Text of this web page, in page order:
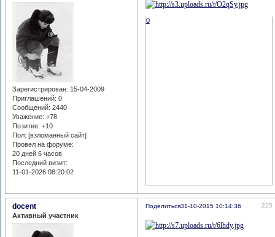
Зарегистрирован: 15-04-2009
Приглашений: 0
Сообщений: 2440
Уважение: +78
Позитив: +10
Пол: [взломанный сайт]
Провел на форуме:
20 дней 6 часов
Последний визит:
11-01-2026 08:20:02
0
Поделиться 225
31-10-2015 10:14:36
docent
Активный участник